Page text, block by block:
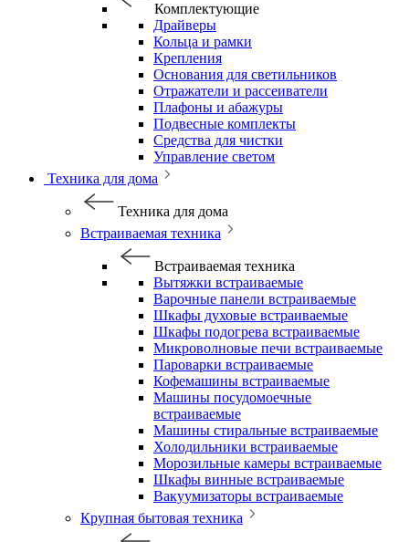
Комплектующие
Драйверы
Кольца и рамки
Крепления
Основания для светильников
Отражатели и рассеиватели
Плафоны и абажуры
Подвесные комплекты
Средства для чистки
Управление светом
Техника для дома
Техника для дома
Встраиваемая техника
Встраиваемая техника
Вытяжки встраиваемые
Варочные панели встраиваемые
Шкафы духовые встраиваемые
Шкафы подогрева встраиваемые
Микроволновые печи встраиваемые
Пароварки встраиваемые
Кофемашины встраиваемые
Машины посудомоечные
встраиваемые
Машины стиральные встраиваемые
Холодильники встраиваемые
Морозильные камеры встраиваемые
Шкафы винные встраиваемые
Вакуумизаторы встраиваемые
Крупная бытовая техника